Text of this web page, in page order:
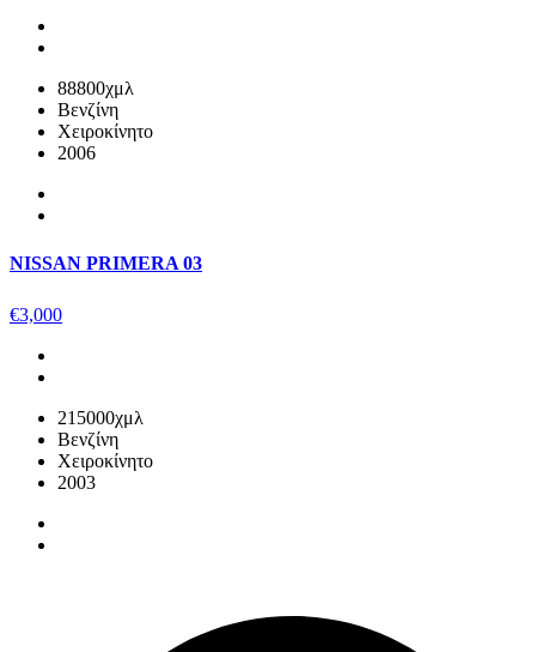
88800χμλ
Βενζίνη
Χειροκίνητο
2006
NISSAN PRIMERA 03
€3,000
215000χμλ
Βενζίνη
Χειροκίνητο
2003